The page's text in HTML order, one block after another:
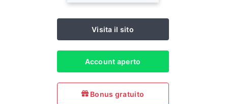
Visita il sito
Account aperto
Bonus gratuito